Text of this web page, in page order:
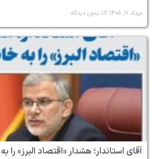
مرداد ۱۱, ۱۴۰۵ بدون دیدگاه
آقای استاندار؛ هشدار «اقتصاد البرز» را